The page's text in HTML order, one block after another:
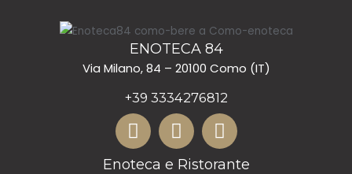
ENOTECA 84
Via Milano, 84 – 20100 Como (IT)
+39 3334276812
Enoteca e Ristorante